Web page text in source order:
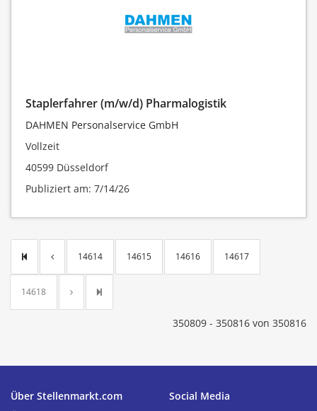
Staplerfahrer (m/w/d) Pharmalogistik
DAHMEN Personalservice GmbH
Vollzeit
40599 Düsseldorf
Publiziert am: 7/14/26
14614 14615 14616 14617
14618
350809 - 350816 von 350816
Über Stellenmarkt.com Social Media